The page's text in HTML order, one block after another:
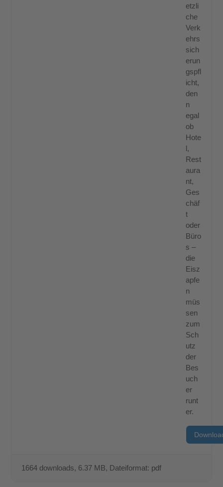
etzli
che
Verk
ehrs
sich
erun
gspfl
icht,
den
n
egal
ob
Hote
l,
Rest
aura
nt,
Ges
chäf
t
oder
Büro
s –
die
Eisz
apfe
n
müs
sen
zum
Sch
utz
der
Bes
uch
er
runt
er.
1664 downloads, 6.37 MB, Dateiformat: pdf